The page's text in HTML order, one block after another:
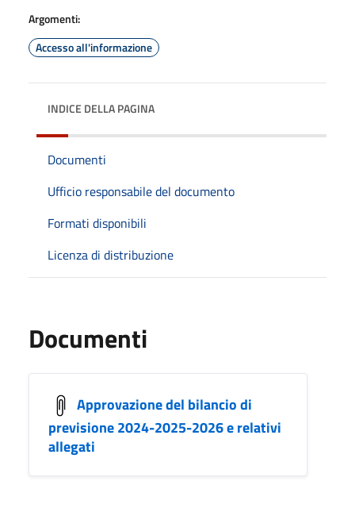
Argomenti:
Accesso all'informazione
INDICE DELLA PAGINA
Documenti
Ufficio responsabile del documento
Formati disponibili
Licenza di distribuzione
Documenti
Approvazione del bilancio di
previsione 2024-2025-2026 e relativi
allegati